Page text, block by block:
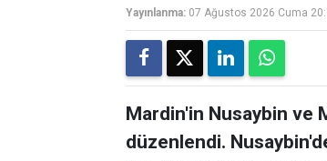
Yayınlanma: 07 Ağustos 2026 Cuma
Mardin'in Nusaybin ve
düzenlendi.